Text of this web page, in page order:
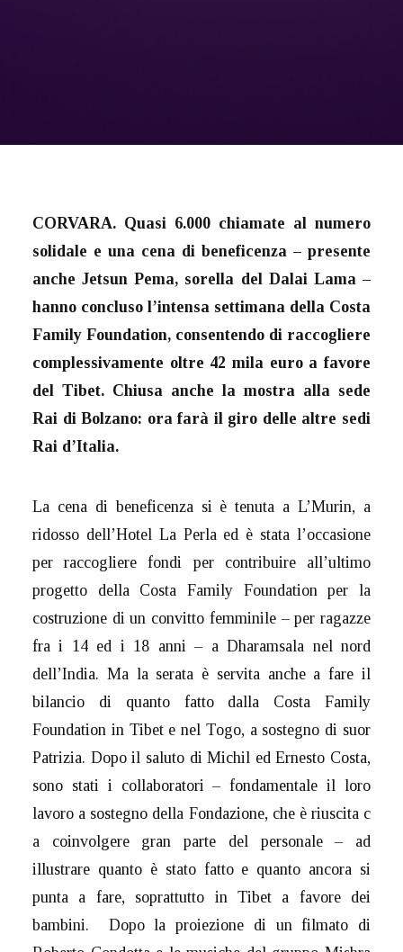
CORVARA. Quasi 6.000 chiamate al numero
solidale e una cena di beneficenza – presente
anche Jetsun Pema, sorella del Dalai Lama –
hanno concluso l’intensa settimana della Costa
Family Foundation, consentendo di raccogliere
complessivamente oltre 42 mila euro a favore
del Tibet. Chiusa anche la mostra alla sede
Rai di Bolzano: ora farà il giro delle altre sedi
Rai d’Italia.
La cena di beneficenza si è tenuta a L’Murin, a
ridosso dell’Hotel La Perla ed è stata l’occasione
per raccogliere fondi per contribuire all’ultimo
progetto della Costa Family Foundation per la
costruzione di un convitto femminile – per ragazze
fra i 14 ed i 18 anni – a Dharamsala nel nord
dell’India. Ma la serata è servita anche a fare il
bilancio di quanto fatto dalla Costa Family
Foundation in Tibet e nel Togo, a sostegno di suor
Patrizia. Dopo il saluto di Michil ed Ernesto Costa,
sono stati i collaboratori – fondamentale il loro
lavoro a sostegno della Fondazione, che è riuscita c
a coinvolgere gran parte del personale – ad
illustrare quanto è stato fatto e quanto ancora si
punta a fare, soprattutto in Tibet a favore dei
bambini. Dopo la proiezione di un filmato di